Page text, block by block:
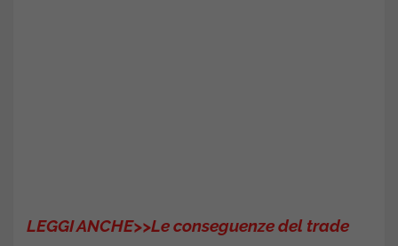
LEGGI ANCHE>>Le conseguenze del trade